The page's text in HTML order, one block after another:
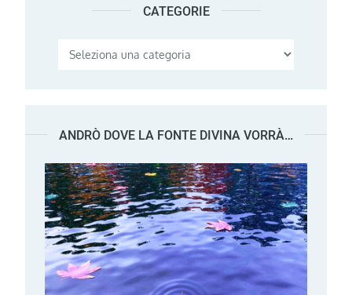
CATEGORIE
Categorie
ANDRÒ DOVE LA FONTE DIVINA VORRÀ…